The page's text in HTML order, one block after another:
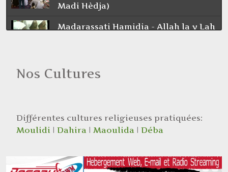
Madi Hèdja)
Madarassati Hamidia - Allah la y Lah
MLIHA
Madarassati Kouraychia - Ya Allah
Nos Cultures
Différentes cultures religieuses pratiquées:
Moulidi | Dahira | Maoulida | Déba